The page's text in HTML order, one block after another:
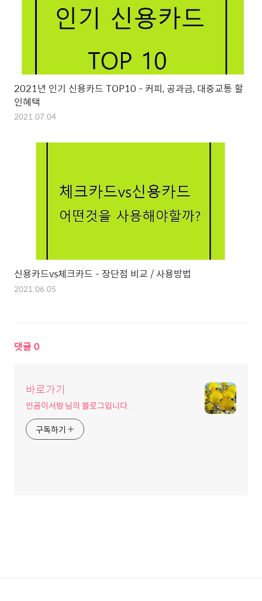
2021년 인기 신용카드 TOP10 - 커피, 공과금, 대중교통 할
인혜택
2021.07.04
신용카드vs체크카드 - 장단점 비교 / 사용방법
2021.06.05
댓글 0
바로가기
민곰이서방 님의 블로그입니다.
구독하기